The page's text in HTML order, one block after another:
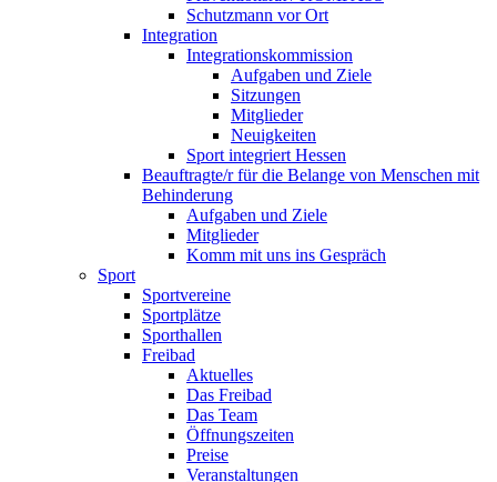
Schutzmann vor Ort
Integration
Integrationskommission
Aufgaben und Ziele
Sitzungen
Mitglieder
Neuigkeiten
Sport integriert Hessen
Beauftragte/r für die Belange von Menschen mit
Behinderung
Aufgaben und Ziele
Mitglieder
Komm mit uns ins Gespräch
Sport
Sportvereine
Sportplätze
Sporthallen
Freibad
Aktuelles
Das Freibad
Das Team
Öffnungszeiten
Preise
Veranstaltungen